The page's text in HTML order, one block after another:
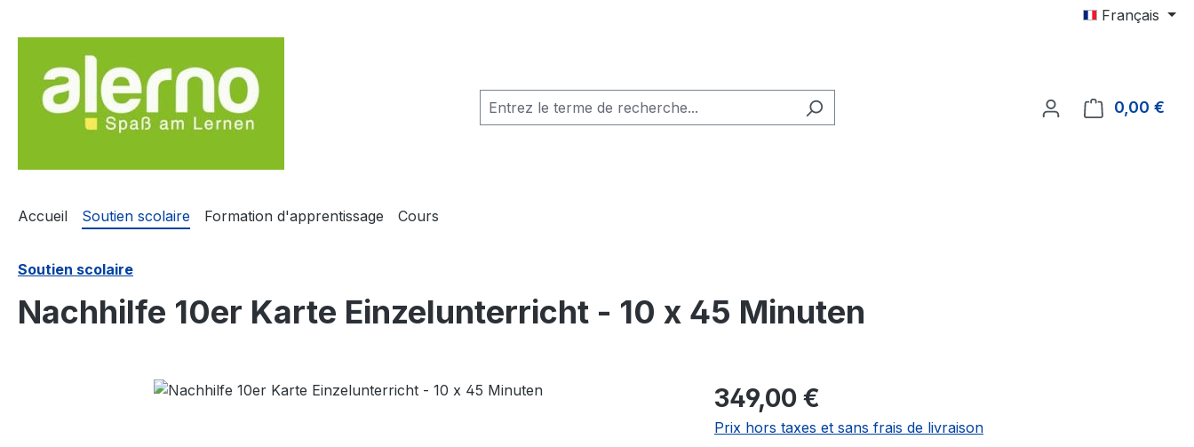
Français
0,00 €
Accueil Soutien scolaire Formation d'apprentissage Cours
Soutien scolaire
Nachhilfe 10er Karte Einzelunterricht - 10 x 45 Minuten
Ignorer la galerie d'images Prix régulier :
349,00 €
Prix hors taxes et sans frais de livraison